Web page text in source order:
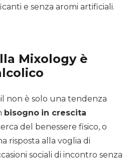
e senza aromi artificiali.
Mixology è
non è solo una tendenza
bisogno in crescita
del benessere fisico, o
risposta alla voglia di
sociali di incontro senza